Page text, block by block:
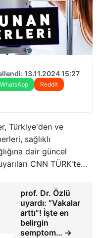
13.11.2024 15:27
WhatsApp
Reddit
Türkiye'den ve
sağlıklı
dair güncel
CNN TÜRK'te…
prof. Dr. Özlü
uyardı: “Vakalar
arttı”! İşte en
belirgin
semptom… →